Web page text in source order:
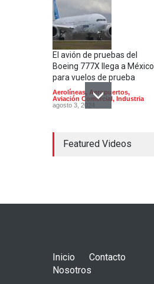
El avión de pruebas del
Boeing 777X llega a México
para vuelos de prueba
Aerolíneas, Aeropuertos,
Aviación Comercial, Industria
agosto 3, 2024
Guadalajara inaugura una
Featured Videos
Inicio
Contacto
Nosotros